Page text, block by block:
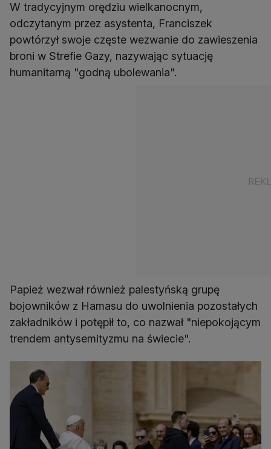
W tradycyjnym orędziu wielkanocnym,
odczytanym przez asystenta, Franciszek
powtórzył swoje częste wezwanie do zawieszenia
broni w Strefie Gazy, nazywając sytuację
humanitarną "godną ubolewania".
Papież wezwał również palestyńską grupę
bojowników z Hamasu do uwolnienia pozostałych
zakładników i potępił to, co nazwał "niepokojącym
trendem antysemityzmu na świecie".